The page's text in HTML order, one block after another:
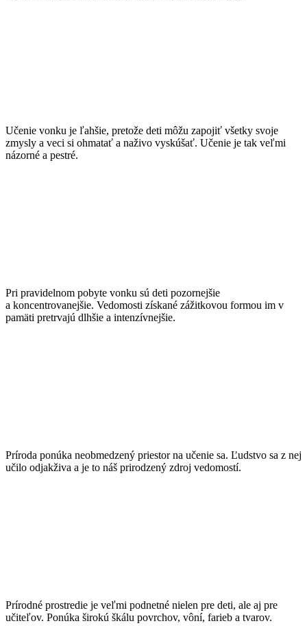
Učenie vonku je ľahšie, pretože deti môžu zapojiť všetky svoje
zmysly a veci si ohmatať a naživo vyskúšať. Učenie je tak veľmi
názorné a pestré.
Pri pravidelnom pobyte vonku sú deti pozornejšie
a koncentrovanejšie. Vedomosti získané zážitkovou formou im v
pamäti pretrvajú dlhšie a intenzívnejšie.
Príroda ponúka neobmedzený priestor na učenie sa. Ľudstvo sa z nej
učilo odjakživa a je to náš prirodzený zdroj vedomostí.
Prírodné prostredie je veľmi podnetné nielen pre deti, ale aj pre
učiteľov. Ponúka širokú škálu povrchov, vôní, farieb a tvarov.